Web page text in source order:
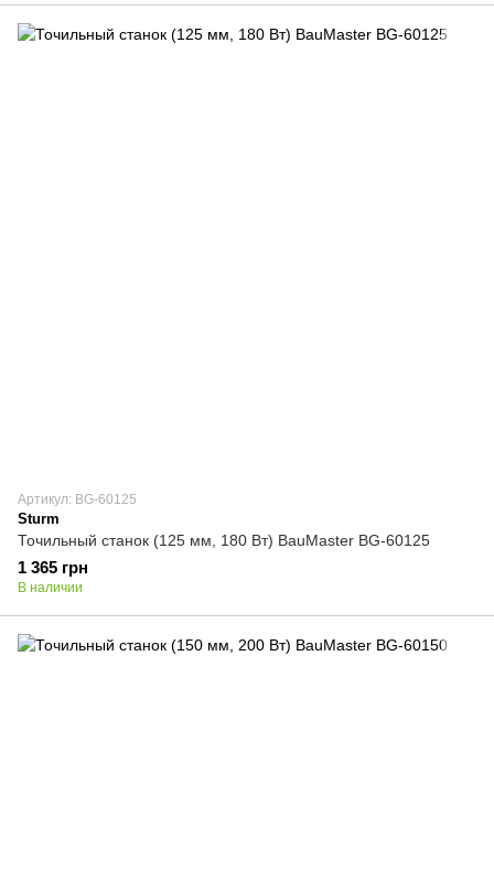
Артикул: BG-60125
Sturm
Точильный станок (125 мм, 180 Вт) BauMaster BG-60125
1 365 грн
В наличии